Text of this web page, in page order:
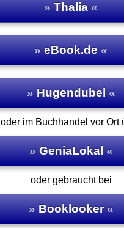
Thalia
eBook.de
Hugendubel
oder im Buchhandel vor Ort
GeniaLokal
oder gebraucht bei
Booklooker